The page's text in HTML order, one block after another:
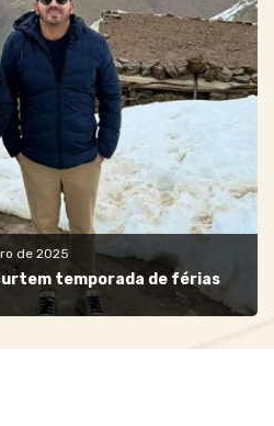
de 2025
temporada de férias